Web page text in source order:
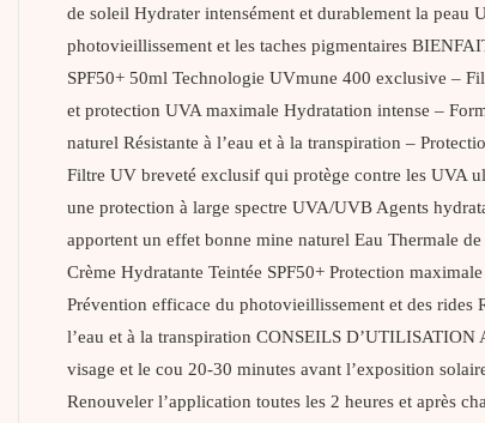
de soleil Hydrater intensément et durablement la peau
photovieillissement et les taches pigmentaires
SPF50+ 50ml Technologie UVmune 400 exclusive –
et protection UVA maximale Hydratation intense –
naturel Résistante à l’eau et à la transpiration –
Filtre UV breveté exclusif qui protège contre les UVA
une protection à large spectre UVA/UVB Agents
apportent un effet bonne mine naturel Eau Thermale
Crème Hydratante Teintée SPF50+ Protection
Prévention efficace du photovieillissement et des rides
l’eau et à la transpiration CONSEILS
visage et le cou 20-30 minutes avant l’exposition
Renouveler l’application toutes les 2 heures et après